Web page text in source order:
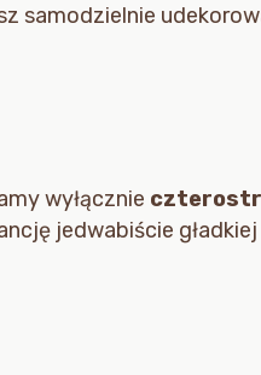
samodzielnie
wyłącznie
jedwabiście